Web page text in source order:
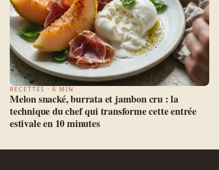
RECETTES · 6 MIN
Melon snacké, burrata et jambon cru : la
technique du chef qui transforme cette entrée
estivale en 10 minutes